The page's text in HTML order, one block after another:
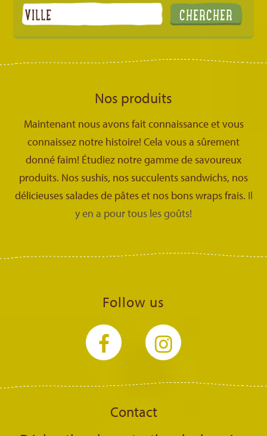
Nos produits
Maintenant nous avons fait connaissance et vous
connaissez notre histoire! Cela vous a sûrement
donné faim! Étudiez notre gamme de savoureux
produits. Nos sushis, nos succulents sandwichs, nos
délicieuses salades de pâtes et nos bons wraps frais. Il
y en a pour tous les goûts!
Follow us
Contact